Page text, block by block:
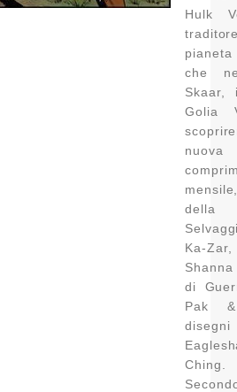
Hulk
che
Skaar,
Golia
Ka-
di
Pak &
Ching.